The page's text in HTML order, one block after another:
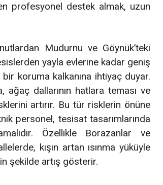
profesyonel destek almak, uzun
Mudurnu ve Göynük’teki
yayla evlerine kadar geniş
koruma kalkanına ihtiyaç duyar.
ağaç dallarının hatlara teması ve
artırır. Bu tür risklerin önüne
personel, tesisat tasarımlarında
Özellikle Borazanlar ve
kışın artan ısınma yüküyle
şekilde artış gösterir.